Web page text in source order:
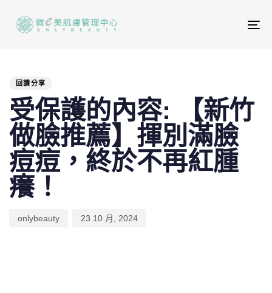
回饋分享
受保護的內容: 【新竹
做臉推薦】揮別滿臉
痘痘，終於不再紅腫
癢！
onlybeauty 23 10 月, 2024